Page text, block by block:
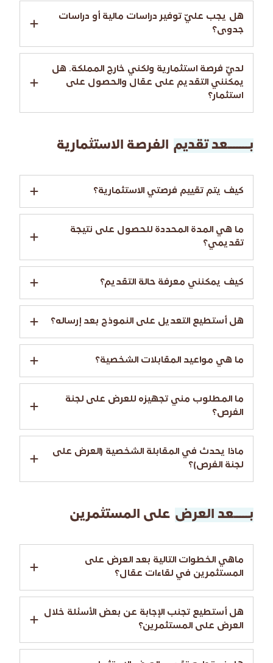
هل يجب عليّ توفير دراسات مالية أو دراسات
جدوى؟
لديّ فرصة استثمارية ولكني خارج المملكة. هل
يمكنني التقديم على عقال والحصول على
استثمار؟
بـــــــعد تقديم الفرصة الاستثمارية
كيف يتم تقييم فرصتي الاستثمارية؟
ما هي المدة المحددة للحصول على نتيجة
تقديمي؟
كيف يمكنني معرفة حالة التقديم؟
هل أستطيع التعديل على النموذج بعد إرساله؟
ما هي مواعيد المقابلات الشخصية؟
ما المطلوب مني تجهيزه للعرض على لجنة
الفرص؟
ماذا يحدث في المقابلة الشخصية (العرض على
لجنة الفرص)؟
بـــــعد العرض على المستثمرين
ماهي الخطوات التالية بعد العرض على
المستثمرين في لقاءات عقال؟
هل أستطيع تجنب الإجابة عن بعض الأسئلة خلال
العرض على المستثمرين؟